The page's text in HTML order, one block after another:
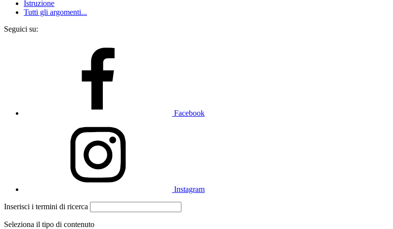
Istruzione
Tutti gli argomenti...
Seguici su:
Facebook
Instagram
Inserisci i termini di ricerca
Seleziona il tipo di contenuto